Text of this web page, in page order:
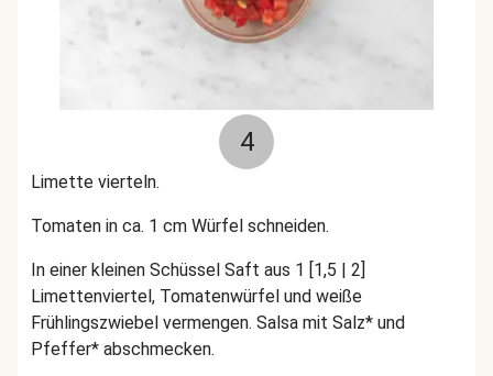
4
Limette vierteln.
Tomaten in ca. 1 cm Würfel schneiden.
In einer kleinen Schüssel Saft aus 1 [1,5 | 2]
Limettenviertel, Tomatenwürfel und weiße
Frühlingszwiebel vermengen. Salsa mit Salz* und
Pfeffer* abschmecken.